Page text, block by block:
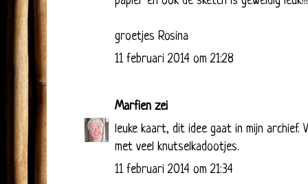
groetjes Rosina
11 februari 2014 om 21:28
Marfien zei
leuke kaart, dit idee gaat in mijn archief.
met veel knutselkadootjes.
11 februari 2014 om 21:34